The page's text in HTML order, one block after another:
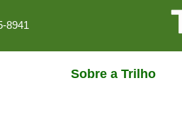
8941
Sobre a Trilho